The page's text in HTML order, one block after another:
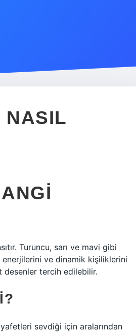
NASIL
Turuncu, sarı ve mavi gibi
ve dinamik kişiliklerini
desenler tercih edilebilir.
sevdiği için aralarından